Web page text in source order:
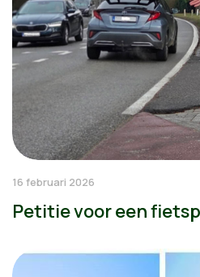
16 februari 2026
Petitie voor een